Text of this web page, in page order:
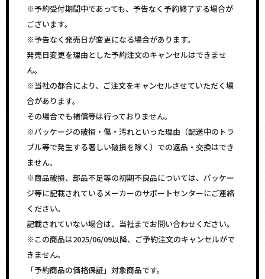
※予約受付期間中であっても、予告なく予約終了する場合が
ございます。
※予告なく発売日が変更になる場合があります。
発売日変更を理由とした予約注文のキャンセルはできませ
ん。
※当社の都合により、ご注文をキャンセルさせていただく場
合があります。
その場合でも補償等は行っておりません。
※パッケージの破損・傷・汚れといった理由（配送中のトラ
ブル等で発生する著しい破損を除く）での返品・交換はでき
ません。
※商品破損、部品不足等の初期不良品については、パッケー
ジ等に記載されているメーカーのサポートセンターにご連絡
ください。
記載されていない場合は、当社までお問い合わせください。
※この商品は2025/06/09以降、ご予約注文のキャンセルがで
きません。
「予約商品の価格保証」対象商品です。